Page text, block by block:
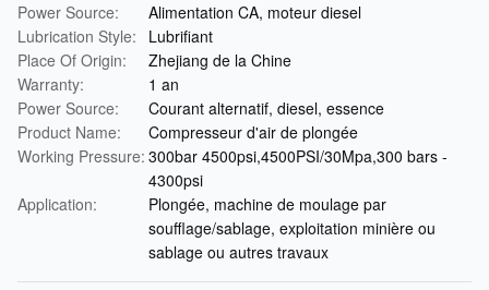
Power Source:
Alimentation CA, moteur diesel
Lubrication Style:
Lubrifiant
Place Of Origin:
Zhejiang de la Chine
Warranty:
1 an
Power Source:
Courant alternatif, diesel, essence
Product Name:
Compresseur d'air de plongée
Working Pressure: 300bar 4500psi,4500PSI/30Mpa,300 bars -
4300psi
Application:
Plongée, machine de moulage par
soufflage/sablage, exploitation minière ou
sablage ou autres travaux